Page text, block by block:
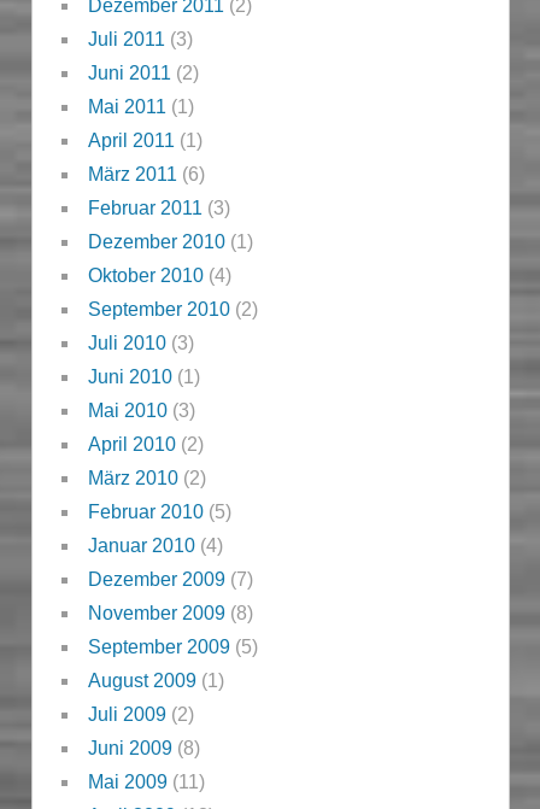
Dezember 2011 (2)
Juli 2011 (3)
Juni 2011 (2)
Mai 2011 (1)
April 2011 (1)
März 2011 (6)
Februar 2011 (3)
Dezember 2010(1)
Oktober 2010(4)
September 2010(2)
Juli 2010(3)
Juni 2010(1)
Mai 2010(3)
April 2010(2)
März 2010(2)
Februar 2010(5)
Januar 2010(4)
Dezember 2009(7)
November 2009(8)
September 2009(5)
August 2009(1)
Juli 2009(2)
Juni 2009(8)
Mai 2009(11)